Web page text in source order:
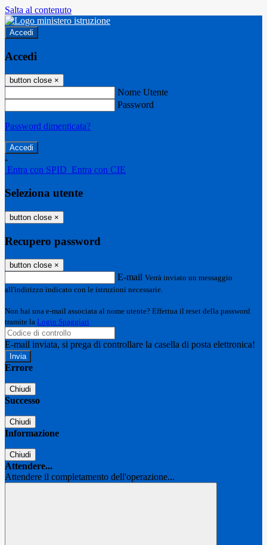
Salta al contenuto
Accedi
Accedi
button close ×
Nome Utente
Password
Password dimenticata?
-
Entra con SPID Entra con CIE
Seleziona utente
button close ×
Recupero password
button close ×
E-mail Verrà inviato un messaggio
all'indirizzo indicato con le istruzioni necessarie.
Non hai una e-mail associata al nome utente? Effettua il reset della password
tramite la Login Spaggiari
E-mail inviata, si prega di controllare la casella di posta elettronica!
Errore
Chiudi
Successo
Chiudi
Informazione
Chiudi
Attendere...
Attendere il completamento dell'operazione...